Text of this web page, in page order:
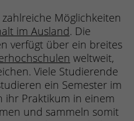
Möglichkeiten
im Ausland. Die
verfügt über ein breites
weltweit,
Viele Studierende
ein Semester im
ihr Praktikum in einem
und sammeln somit